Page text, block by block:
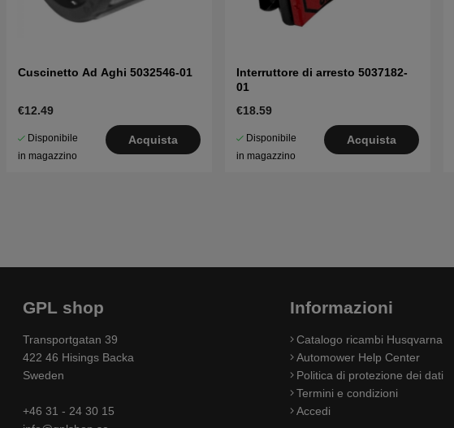
Cuscinetto Ad Aghi 5032546-01
€12.49
Disponibile
in magazzino
Acquista
Interruttore di arresto 5037182-
01
€18.59
Disponibile
in magazzino
Acquista
GPL shop
Transportgatan 39
422 46 Hisings Backa
Sweden
+46 31 - 24 30 15
Informazioni
Catalogo ricambi Husqvarna
Automower Help Center
Politica di protezione dei dati
Termini e condizioni
Accedi